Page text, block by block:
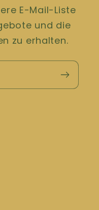
E-Mail-Liste
und die
zu erhalten.